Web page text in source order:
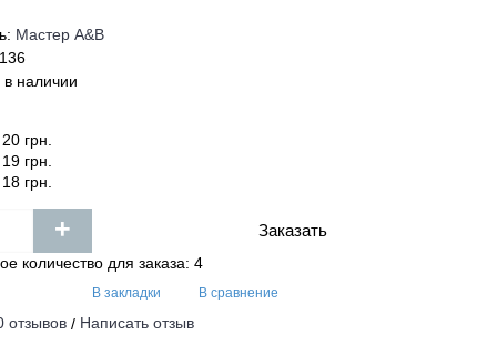
Мастер А&В
в наличии
грн.
грн.
грн.
+ Заказать
количество для заказа: 4
В закладки В сравнение
отзывов / Написать отзыв